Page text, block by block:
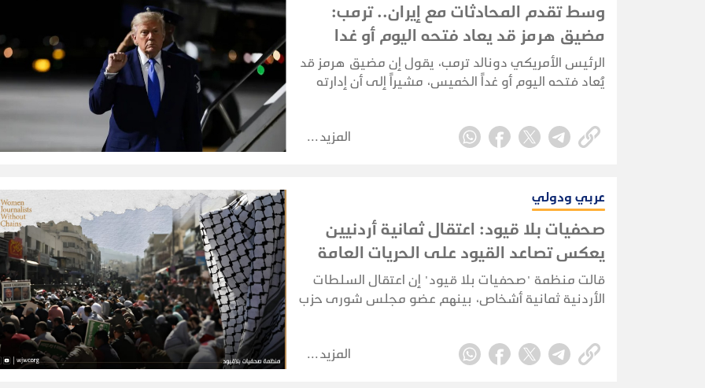
وسط تقدم المحادثات مع إيران.. ترمب:
مضيق هرمز قد يعاد فتحه اليوم أو غدا
الرئيس الأمريكي دونالد ترمب، يقول إن مضيق هرمز قد
يُعاد فتحه اليوم أو غداً الخميس، مشيراً إلى أن إدارته
القائم منذ أشهر.
المزيد
عربي ودولي
صحفيات بلا قيود: اعتقال ثمانية أردنيين
يعكس تصاعد القيود على الحريات العامة
قالت منظمة "صحفيات بلا قيود" إن اعتقال السلطات
الأردنية ثمانية أشخاص، بينهم عضو مجلس شورى حزب
المملكة.
المزيد